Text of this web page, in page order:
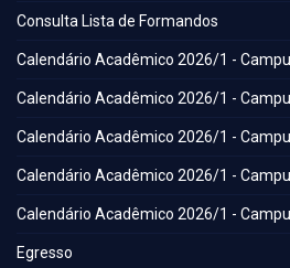
Consulta Lista de Formandos
Calendário Acadêmico 2026/1 -
Calendário Acadêmico 2026/1 -
Calendário Acadêmico 2026/1 -
Calendário Acadêmico 2026/1 -
Calendário Acadêmico 2026/1 -
Egresso